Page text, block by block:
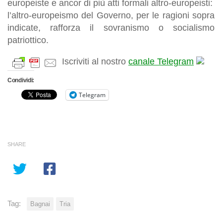
europeiste e ancor di più atti formali altro-europeisti:
l’altro-europeismo del Governo, per le ragioni sopra
indicate, rafforza il sovranismo o socialismo
patriottico.
Iscriviti al nostro canale Telegram
Condividi:
Telegram
SHARE
Tag: Bagnai Tria